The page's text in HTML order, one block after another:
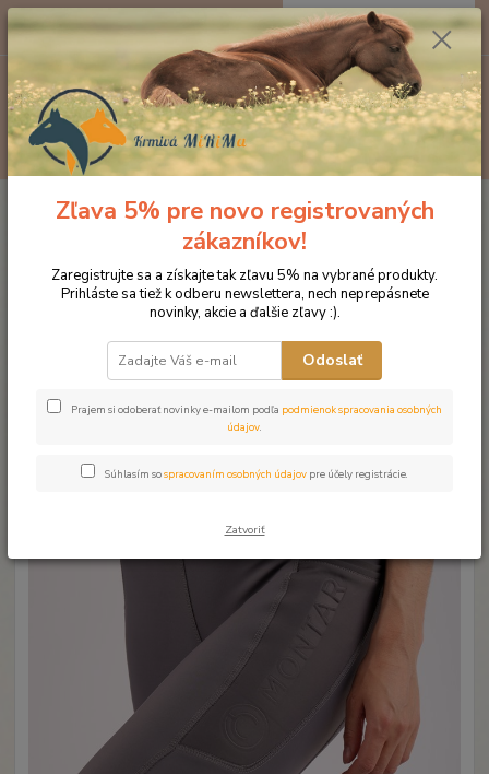
Menu
0ks
za0 €
Značka oblečenia MONTAR ZĽAVY!
Jazdecké nohavice
MONTAR legíny Jayla šedé
MONTAR legíny Jayla šedé
Zľava 5% pre novo registrovaných
zákazníkov!
Zaregistrujte sa a získajte tak zľavu 5% na vybrané produkty.
Prihláste sa tiež k odberu newslettera, nech neprepásnete
novinky, akcie a ďalšie zľavy :).
Odoslať
Prajem si odoberať novinky e-mailom podľa podmienok spracovania osobných
údajov.
Súhlasím sospracovaním osobných údajov pre účely registrácie.
Zatvoriť